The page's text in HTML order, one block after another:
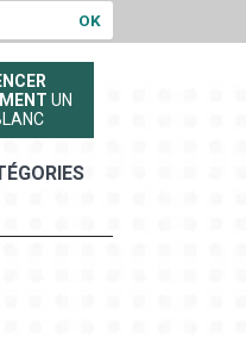
UN